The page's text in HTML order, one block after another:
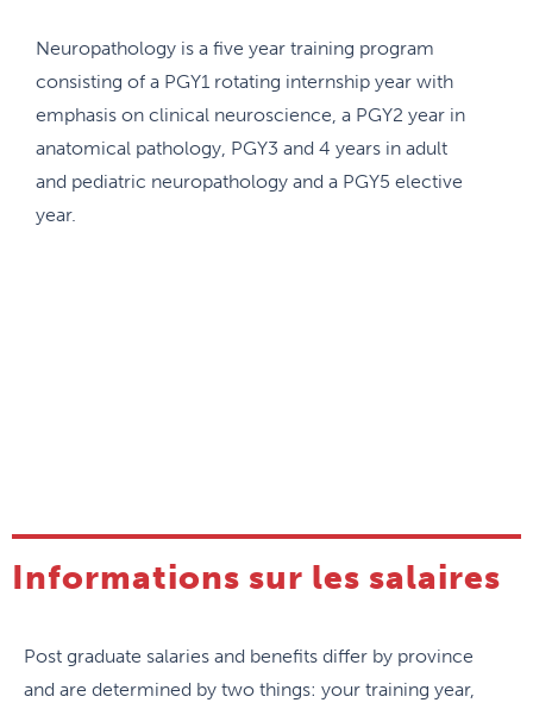
Neuropathology is a five year training program
consisting of a PGY1 rotating internship year with
emphasis on clinical neuroscience, a PGY2 year in
anatomical pathology, PGY3 and 4 years in adult
and pediatric neuropathology and a PGY5 elective
year.
Informations sur les salaires
Post graduate salaries and benefits differ by province
and are determined by two things: your training year,